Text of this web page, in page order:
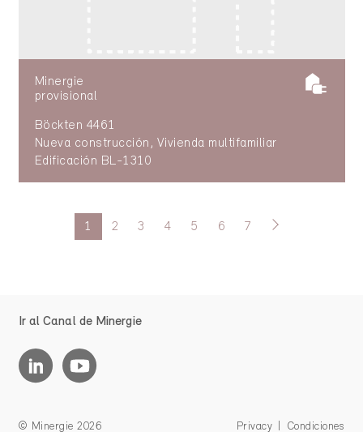
Minergie
provisional
Böckten 4461
Nueva construcción, Vivienda multifamiliar
Edificación BL-1310
1 2 3 4 5 6 7
Ir al Canal de Minergie
© Minergie 2026 Privacy Condiciones